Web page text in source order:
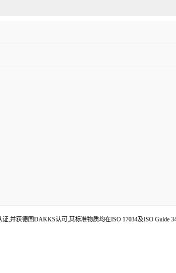
,并获德国DAKKS认可,其标准物质均在ISO 17034及ISO Guide